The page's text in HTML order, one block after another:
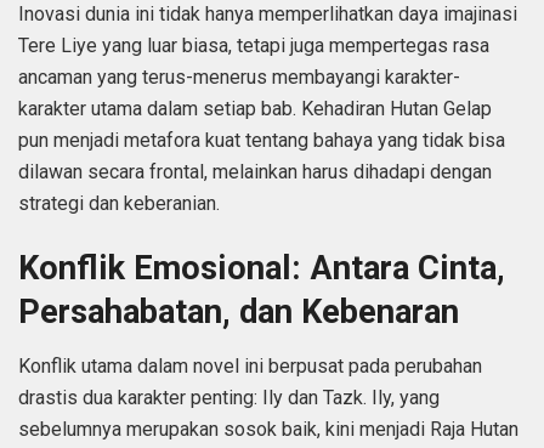
Inovasi dunia ini tidak hanya memperlihatkan daya imajinasi
Tere Liye yang luar biasa, tetapi juga mempertegas rasa
ancaman yang terus-menerus membayangi karakter-
karakter utama dalam setiap bab. Kehadiran Hutan Gelap
pun menjadi metafora kuat tentang bahaya yang tidak bisa
dilawan secara frontal, melainkan harus dihadapi dengan
strategi dan keberanian.
Konflik Emosional: Antara Cinta,
Persahabatan, dan Kebenaran
Konflik utama dalam novel ini berpusat pada perubahan
drastis dua karakter penting: Ily dan Tazk. Ily, yang
sebelumnya merupakan sosok baik, kini menjadi Raja Hutan